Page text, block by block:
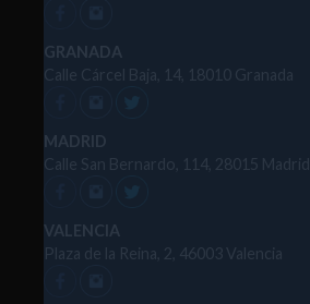
GRANADA
Calle Cárcel Baja, 14, 18010 Granada
MADRID
Calle San Bernardo, 114, 28015 Madrid
VALENCIA
Plaza de la Reina, 2, 46003 Valencia